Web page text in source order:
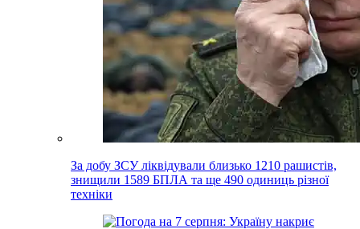
За добу ЗСУ ліквідували близько 1210 рашистів,
знищили 1589 БПЛА та ще 490 одиниць різної
техніки